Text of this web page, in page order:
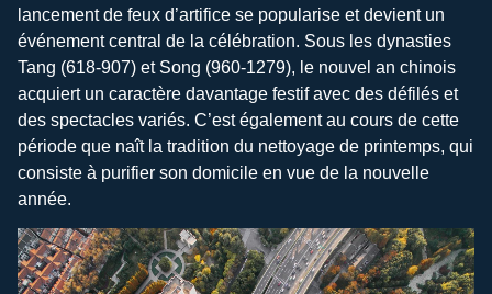
lancement de feux d’artifice se popularise et devient un
événement central de la célébration. Sous les dynasties
Tang (618-907) et Song (960-1279), le nouvel an chinois
acquiert un caractère davantage festif avec des défilés et
des spectacles variés. C’est également au cours de cette
période que naît la tradition du nettoyage de printemps, qui
consiste à purifier son domicile en vue de la nouvelle
année.